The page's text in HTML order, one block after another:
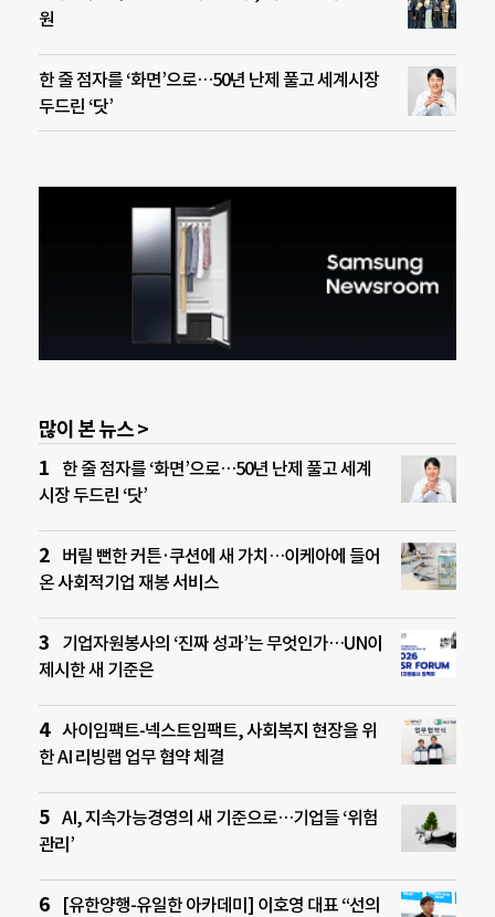
원
한 줄 점자를 ‘화면’으로…50년 난제 풀고 세계시장
두드린 ‘닷’
많이 본 뉴스 >
한 줄 점자를 ‘화면’으로…50년 난제 풀고 세계
시장 두드린 ‘닷’
버릴 뻔한 커튼·쿠션에 새 가치…이케아에 들어
온 사회적기업 재봉 서비스
기업자원봉사의 ‘진짜 성과’는 무엇인가…UN이
제시한 새 기준은
사이임팩트-넥스트임팩트, 사회복지 현장을 위
한 AI 리빙랩 업무 협약 체결
AI, 지속가능경영의 새 기준으로…기업들 ‘위험
관리’
[유한양행-유일한 아카데미] 이호영 대표 “선의